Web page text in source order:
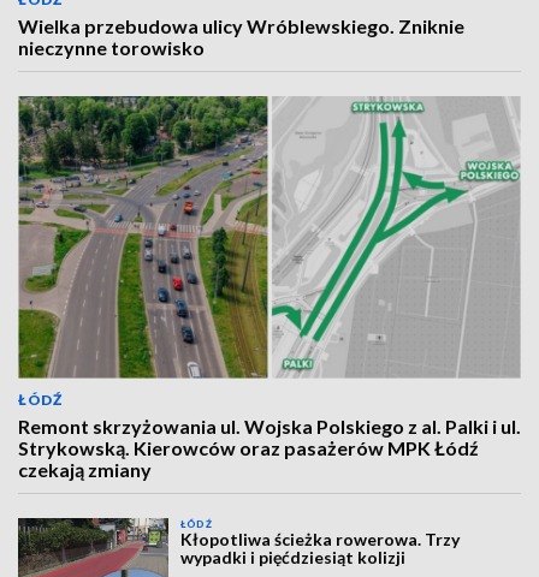
Wielka przebudowa ulicy Wróblewskiego. Zniknie
nieczynne torowisko
ŁÓDŹ
Remont skrzyżowania ul. Wojska Polskiego z al. Palki i ul.
Strykowską. Kierowców oraz pasażerów MPK Łódź
czekają zmiany
ŁÓDŹ
Kłopotliwa ścieżka rowerowa. Trzy
wypadki i pięćdziesiąt kolizji